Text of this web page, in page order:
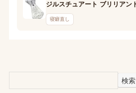
寝癖直し
検索